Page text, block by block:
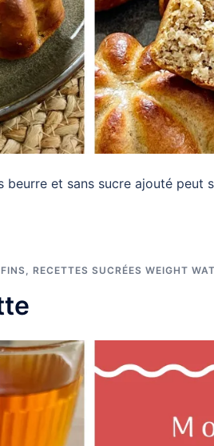
beurre et sans sucre ajouté peut
, RECETTES SUCRÉES WEIGHT